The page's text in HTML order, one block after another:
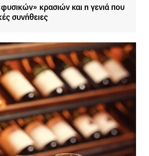
κρασιών και η γενιά που
συνήθειες